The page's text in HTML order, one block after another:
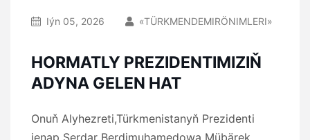
Iýn 05, 2026 «TÜRKMENDEMIRÖNIMLERI»
HORMATLY PREZIDENTIMIZIŇ
ADYNA GELEN HAT
Onuň Alyhezreti,Türkmenistanyň Prezidenti